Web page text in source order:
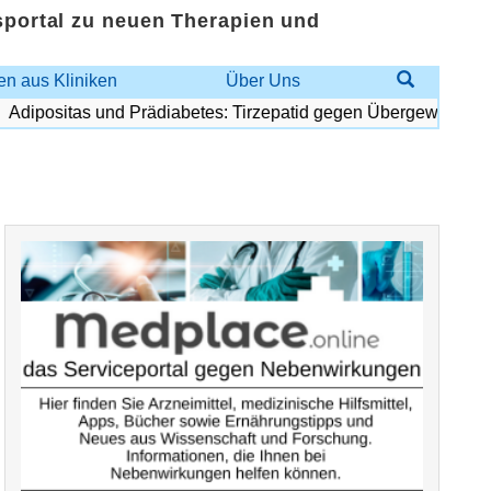
zu neuen Therapien und
aus Kliniken
Über Uns
und Prädiabetes: Tirzepatid gegen Übergewicht und